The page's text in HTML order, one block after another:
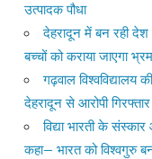
उत्पादक पौधा
देहरादून में बन रही
बच्चों को कराया जाएगा
गढ़वाल विश्वविद्यालय
देहरादून से आरोपी गिरफ्तार
विद्या भारती के
कहा— भारत को विश्वगुरु